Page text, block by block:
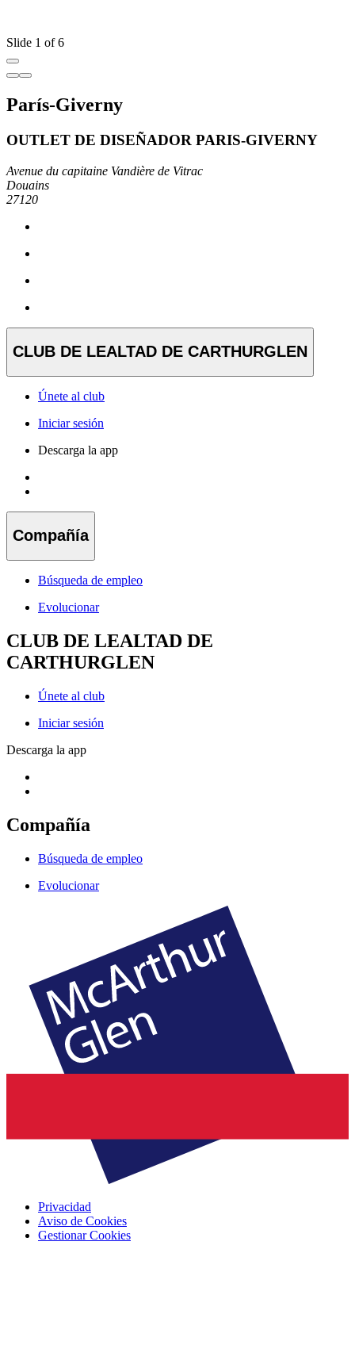
Slide 1 of 6
París-Giverny
OUTLET DE DISEÑADOR PARIS-GIVERNY
Avenue du capitaine Vandière de Vitrac
Douains
27120
CLUB DE LEALTAD DE CARTHURGLEN
Únete al club
Iniciar sesión
Descarga la app
Compañía
Búsqueda de empleo
Evolucionar
CLUB DE LEALTAD DE
CARTHURGLEN
Únete al club
Iniciar sesión
Descarga la app
Compañía
Búsqueda de empleo
Evolucionar
Privacidad
Aviso de Cookies
Gestionar Cookies